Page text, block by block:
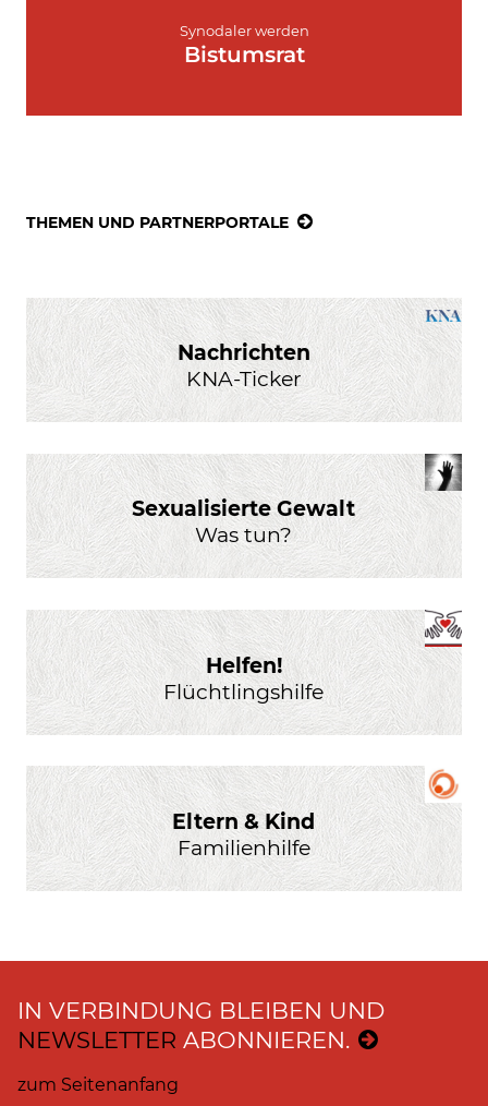
Synodaler werden
Bistumsrat
THEMEN UND PARTNERPORTALE
Nachrichten
KNA-Ticker
Sexualisierte Gewalt
Was tun?
Helfen!
Flüchtlingshilfe
Eltern & Kind
Familienhilfe
IN VERBINDUNG BLEIBEN UND
NEWSLETTER ABONNIEREN.
zum Seitenanfang